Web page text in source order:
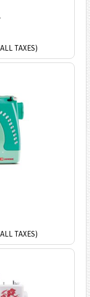
TAXES)
TAXES)